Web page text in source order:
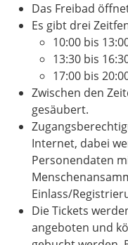
Das Freibad
Es gibt drei
10:00 bis
13:30 bis
17:00 bis
Zwischen den
gesäubert.
Internet, dabei
Personendaten
Einlass/
Die Tickets
angeboten und